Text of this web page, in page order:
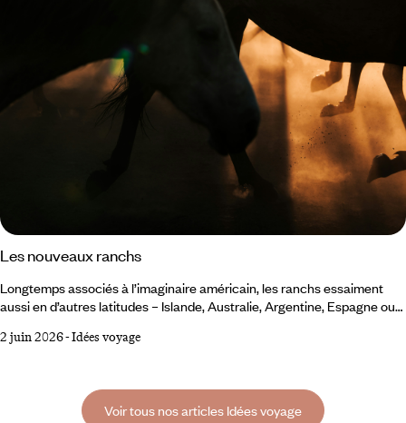
Les nouveaux ranchs
Longtemps associés à l’imaginaire américain, les ranchs essaiment
aussi en d’autres latitudes – Islande, Australie, Argentine, Espagne ou
des zones peu densément habitées, où la nature domine et où l’activité
parmi les plus singuliers.
2 juin 2026-Idées voyage
Voir tous nos articles Idées voyage